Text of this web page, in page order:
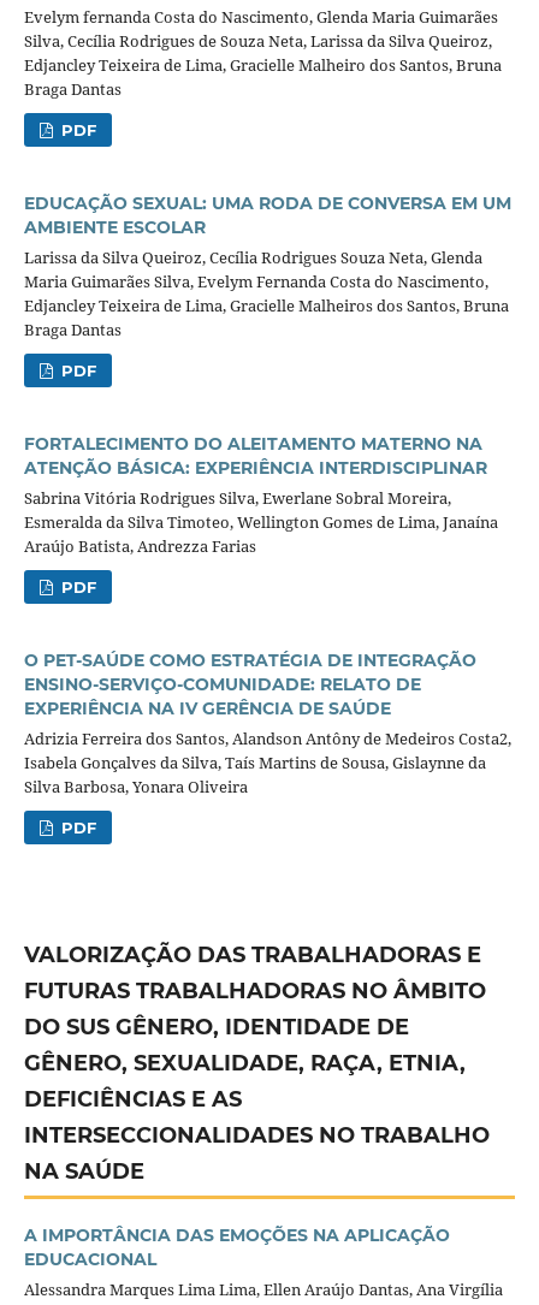
Evelym fernanda Costa do Nascimento, Glenda Maria Guimarães
Silva, Cecília Rodrigues de Souza Neta, Larissa da Silva Queiroz,
Edjancley Teixeira de Lima, Gracielle Malheiro dos Santos, Bruna
Braga Dantas
PDF
EDUCAÇÃO SEXUAL: UMA RODA DE CONVERSA EM UM
AMBIENTE ESCOLAR
Larissa da Silva Queiroz, Cecília Rodrigues Souza Neta, Glenda
Maria Guimarães Silva, Evelym Fernanda Costa do Nascimento,
Edjancley Teixeira de Lima, Gracielle Malheiros dos Santos, Bruna
Braga Dantas
PDF
FORTALECIMENTO DO ALEITAMENTO MATERNO NA
ATENÇÃO BÁSICA: EXPERIÊNCIA INTERDISCIPLINAR
Sabrina Vitória Rodrigues Silva, Ewerlane Sobral Moreira,
Esmeralda da Silva Timoteo, Wellington Gomes de Lima, Janaína
Araújo Batista, Andrezza Farias
PDF
O PET-SAÚDE COMO ESTRATÉGIA DE INTEGRAÇÃO
ENSINO-SERVIÇO-COMUNIDADE: RELATO DE
EXPERIÊNCIA NA IV GERÊNCIA DE SAÚDE
Adrizia Ferreira dos Santos, Alandson Antôny de Medeiros Costa2,
Isabela Gonçalves da Silva, Taís Martins de Sousa, Gislaynne da
Silva Barbosa, Yonara Oliveira
PDF
VALORIZAÇÃO DAS TRABALHADORAS E
FUTURAS TRABALHADORAS NO ÂMBITO
DO SUS GÊNERO, IDENTIDADE DE
GÊNERO, SEXUALIDADE, RAÇA, ETNIA,
DEFICIÊNCIAS E AS
INTERSECCIONALIDADES NO TRABALHO
NA SAÚDE
A IMPORTÂNCIA DAS EMOÇÕES NA APLICAÇÃO
EDUCACIONAL
Alessandra Marques Lima Lima, Ellen Araújo Dantas, Ana Virgília